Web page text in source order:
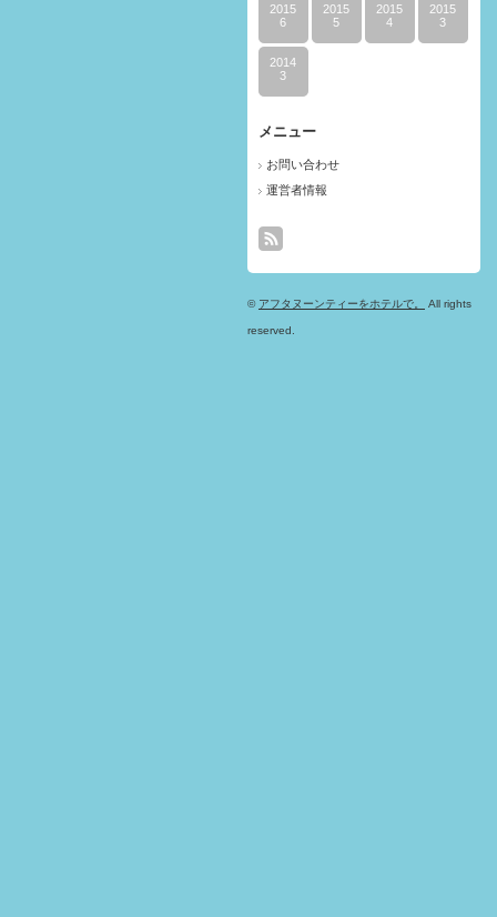
2015
6
2015
5
2015
4
2015
3
2014
3
メニュー
お問い合わせ
運営者情報
© アフタヌーンティーをホテルで。 All rights
reserved.